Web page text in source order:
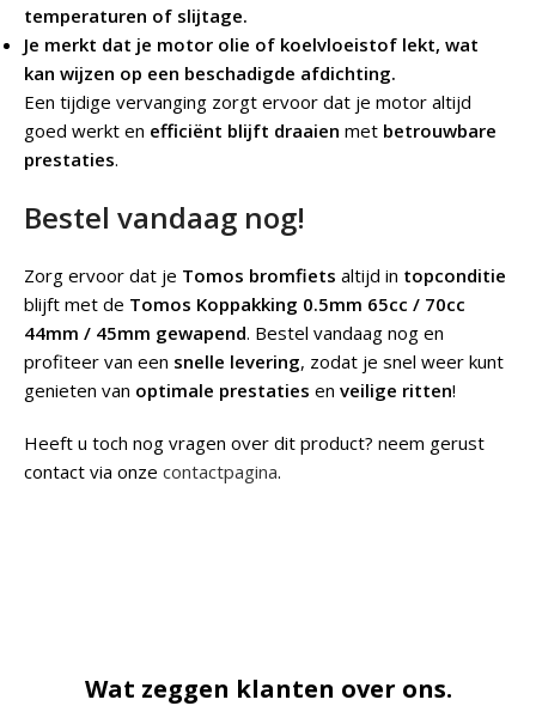
temperaturen of slijtage.
Je merkt dat je motor olie of koelvloeistof lekt, wat
kan wijzen op een beschadigde afdichting.
Een tijdige vervanging zorgt ervoor dat je motor altijd
goed werkt en efficiënt blijft draaien met betrouwbare
prestaties.
Bestel vandaag nog!
Zorg ervoor dat je Tomos bromfiets altijd in topconditie
blijft met de Tomos Koppakking 0.5mm 65cc / 70cc
44mm / 45mm gewapend. Bestel vandaag nog en
profiteer van een snelle levering, zodat je snel weer kunt
genieten van optimale prestaties en veilige ritten!
Heeft u toch nog vragen over dit product? neem gerust
contact via onze contactpagina.
Wat zeggen klanten over ons.